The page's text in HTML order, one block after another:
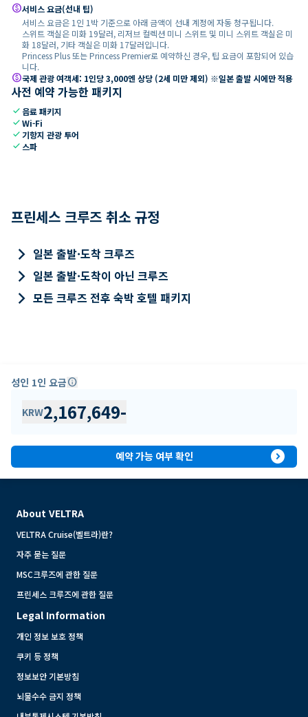
paid서비스 요금(선내 팁)
서비스 요금은 1인 1박 기준으로 아래 금액이 선내 계정에 자동 청구됩니다.
스위트 객실은 미화 19달러, 리저브 컬렉션 미니 스위트 및 미니 스위트 객실은 미
화 18달러, 기타 객실은 미화 17달러입니다.
Princess Plus 또는 Princess Premier로 예약하신 경우, 팁 요금이 포함되어 있습
니다.
paid국제 관광 여객세: 1인당 3,000엔 상당 (2세 미만 제외) ※일본 출발 시에만 적용
사전 예약 가능한 패키지
check 음료 패키지
checkWi-Fi
check 기항지 관광 투어
check 스파
프린세스 크루즈 취소 규정
keyboard_arrow_right 일본 출발·도착 크루즈
keyboard_arrow_right 일본 출발·도착이 아닌 크루즈
keyboard_arrow_right 모든 크루즈 전후 숙박 호텔 패키지
성인 1인 요금info
KRW2,167,649-
예약 가능 여부 확인 expand_circle_right
About VELTRA
VELTRA Cruise(벨트라)란?
자주 묻는 질문
MSC크루즈에 관한 질문
프린세스 크루즈에 관한 질문
Legal Information
개인 정보 보호 정책
쿠키 등 정책
정보보안 기본방침
뇌물수수 금지 정책